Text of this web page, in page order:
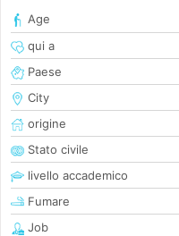
Age
qui a
Paese
City
origine
Stato civile
livello accademico
Fumare
Job